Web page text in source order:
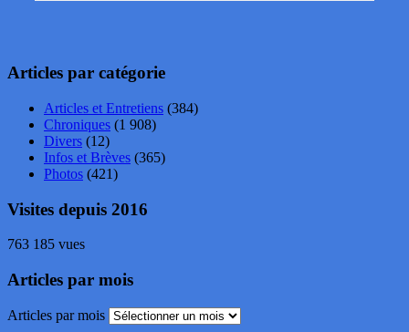
Articles par catégorie
Articles et Entretiens (384)
Chroniques (1 908)
Divers (12)
Infos et Brèves (365)
Photos (421)
Visites depuis 2016
763 185 vues
Articles par mois
Articles par mois